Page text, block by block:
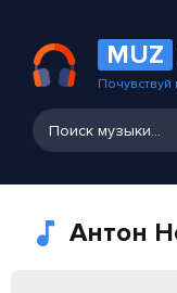
MUZ
Антон